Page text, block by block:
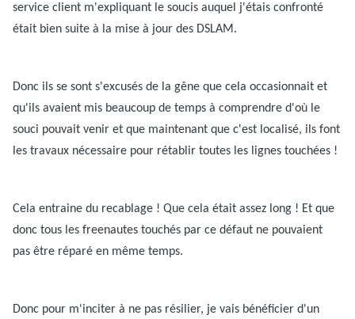
service client m'expliquant le soucis auquel j'étais confronté
était bien suite à la mise à jour des DSLAM.
Donc ils se sont s'excusés de la gêne que cela occasionnait et
qu'ils avaient mis beaucoup de temps à comprendre d'où le
souci pouvait venir et que maintenant que c'est localisé, ils font
les travaux nécessaire pour rétablir toutes les lignes touchées !
Cela entraine du recablage ! Que cela était assez long ! Et que
donc tous les freenautes touchés par ce défaut ne pouvaient
pas être réparé en même temps.
Donc pour m'inciter à ne pas résilier, je vais bénéficier d'un